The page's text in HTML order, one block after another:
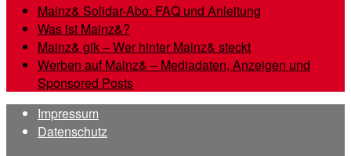
Mainz& Solidar-Abo: FAQ und Anleitung
Was ist Mainz&?
Mainz& gik – Wer hinter Mainz& steckt
Werben auf Mainz& – Mediadaten, Anzeigen und
Sponsored Posts
Impressum
Datenschutz